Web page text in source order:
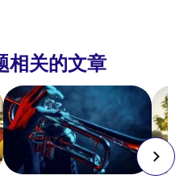
相关的文章